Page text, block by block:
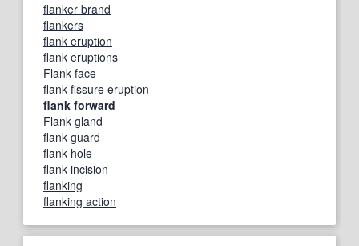
flanker brand
flankers
flank eruption
flank eruptions
Flank face
flank fissure eruption
flank forward
Flank gland
flank guard
flank hole
flank incision
flanking
flanking action